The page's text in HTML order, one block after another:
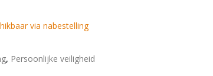
via nabestelling
, Persoonlijke veiligheid